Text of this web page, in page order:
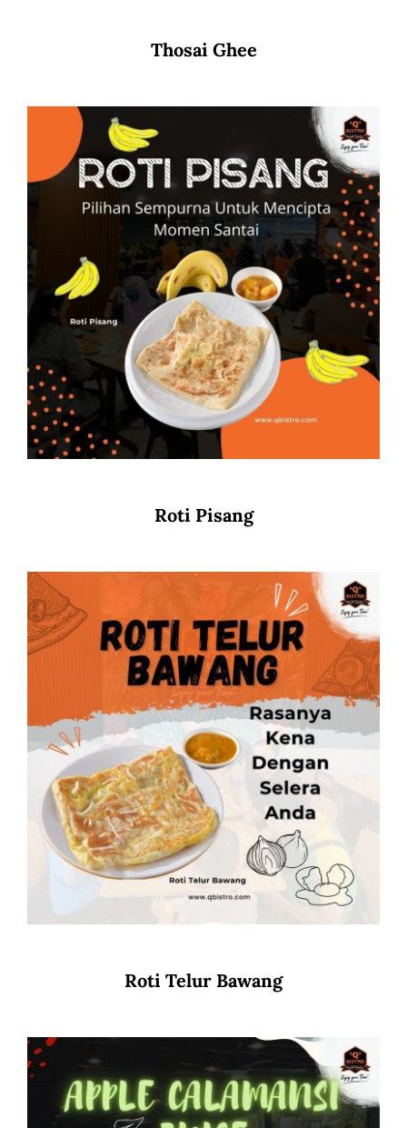
Thosai Ghee
Roti Pisang
Roti Telur Bawang